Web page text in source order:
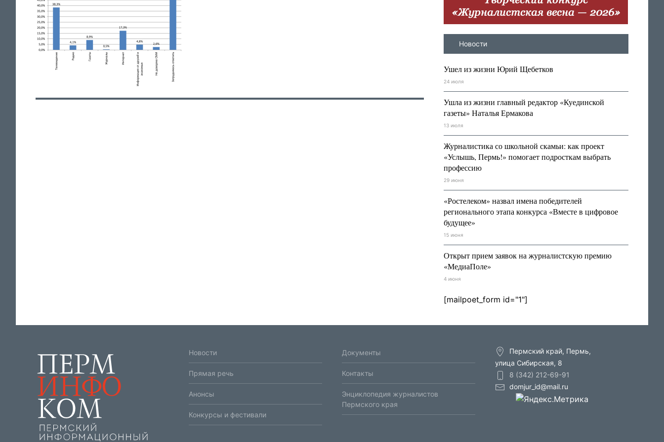
Новости
Ушел из жизни Юрий Щебетков
24 июля
Ушла из жизни главный редактор «Куединской
газеты» Наталья Ермакова
13 июля
Журналистика со школьной скамьи: как проект
«Услышь, Пермь!» помогает подросткам выбрать
профессию
29 июня
«Ростелеком» назвал имена победителей
регионального этапа конкурса «Вместе в цифровое
будущее»
15 июня
Открыт прием заявок на журналистскую премию
«МедиаПоле»
4 июня
[mailpoet_form id="1"]
Новости
Прямая речь
Анонсы
Конкурсы и фестивали
Документы
Контакты
Энциклопедия журналистов
Пермского края
Пермский край, Пермь,
улица Сибирская, 8
8 (342) 212-69-91
domjur_id@mail.ru